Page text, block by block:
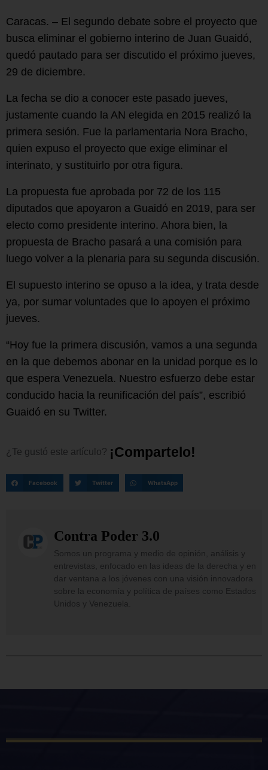
Caracas. – El segundo debate sobre el proyecto que
busca eliminar el gobierno interino de Juan Guaidó,
quedó pautado para ser discutido el próximo jueves,
29 de diciembre.
La fecha se dio a conocer este pasado jueves,
justamente cuando la AN elegida en 2015 realizó la
primera sesión. Fue la parlamentaria Nora Bracho,
quien expuso el proyecto que exige eliminar el
interinato, y sustituirlo por otra figura.
La propuesta fue aprobada por 72 de los 115
diputados que apoyaron a Guaidó en 2019, para ser
electo como presidente interino. Ahora bien, la
propuesta de Bracho pasará a una comisión para
luego volver a la plenaria para su segunda discusión.
El supuesto interino se opuso a la idea, y trata desde
ya, por sumar voluntades que lo apoyen el próximo
jueves.
“Hoy fue la primera discusión, vamos a una segunda
en la que debemos abonar en la unidad porque es lo
que espera Venezuela. Nuestro esfuerzo debe estar
conducido hacia la reunificación del país”, escribió
Guaidó en su Twitter.
¿Te gustó este artículo? ¡Compartelo!
Facebook Twitter WhatsApp
Contra Poder 3.0
Somos un programa y medio de opinión, análisis y
entrevistas, enfocado en las ideas de la derecha y en
dar ventana a los jóvenes con una visión innovadora
sobre la economía y política de países como Estados
Unidos y Venezuela.